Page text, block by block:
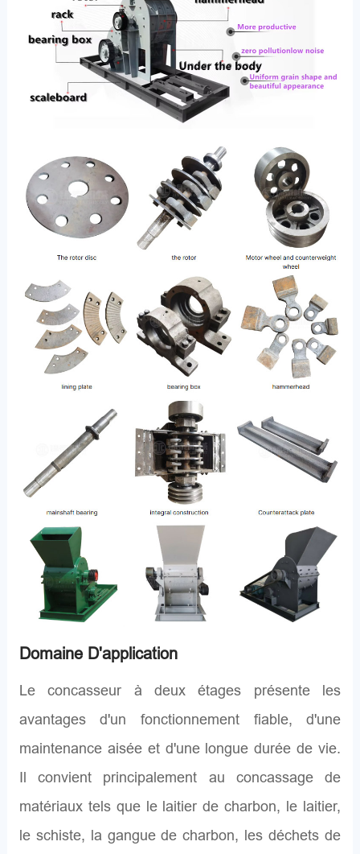
Domaine D'application
Le concasseur à deux étages présente les
avantages d'un fonctionnement fiable, d'une
maintenance aisée et d'une longue durée de vie.
Il convient principalement au concassage de
matériaux tels que le laitier de charbon, le laitier,
le schiste, la gangue de charbon, les déchets de